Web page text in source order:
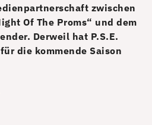
zwischen
Of The Proms“ und dem
Derweil hat P.S.E.
die kommende Saison